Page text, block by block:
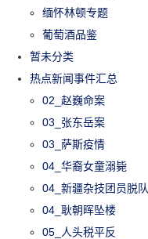
缅怀林顿专题
葡萄酒品鉴
暂未分类
热点新闻事件汇总
02_赵巍命案
03_张东岳案
03_萨斯疫情
04_华裔女童溺毙
04_新疆杂技团员脱队
04_耿朝晖坠楼
05_人头税平反